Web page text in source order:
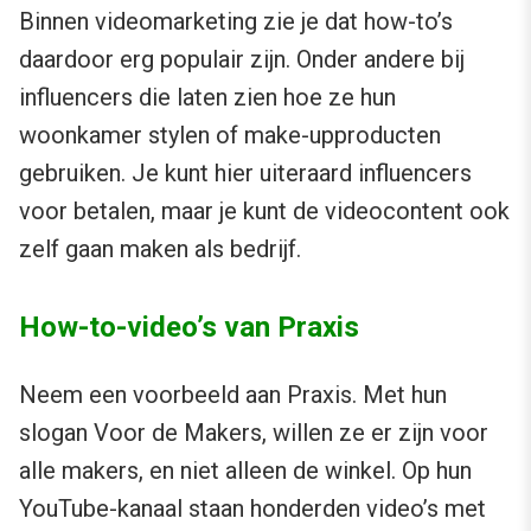
Binnen videomarketing zie je dat how-to’s
daardoor erg populair zijn. Onder andere bij
influencers die laten zien hoe ze hun
woonkamer stylen of make-upproducten
gebruiken. Je kunt hier uiteraard influencers
voor betalen, maar je kunt de videocontent ook
zelf gaan maken als bedrijf.
How-to-video’s van Praxis
Neem een voorbeeld aan Praxis. Met hun
slogan Voor de Makers, willen ze er zijn voor
alle makers, en niet alleen de winkel. Op hun
YouTube-kanaal staan honderden video’s met